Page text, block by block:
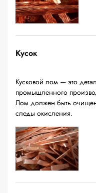
Кусок
Кусковой лом — это
промышленного
Лом должен быть
следы окисления.